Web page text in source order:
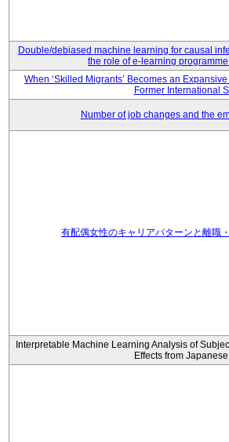
Double/debiased machine learning for causal
the role of e-learning
When ‘Skilled Migrants’ Becomes an
Former International
Number of job changes and the
有配偶女性のキャリアパターンと離職
Interpretable Machine Learning Analysis of
Effects from